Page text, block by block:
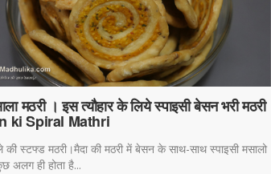
मठरी । इस त्यौहार के लिये स्पाइसी बेसन भरी मठरी
ki Spiral Mathri
स्टफ्ड मठरी।मैदा की मठरी में बेसन के साथ-साथ स्पाइसी मसालो
अलग ही होता है...